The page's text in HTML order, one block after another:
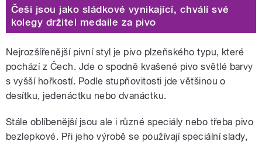
Češi jsou jako sládkové vynikající, chválí své
kolegy držitel medaile za pivo
Nejrozšířenější pivní styl je pivo plzeňského typu, které
pochází z Čech. Jde o spodně kvašené pivo světlé barvy
s vyšší hořkostí. Podle stupňovitosti jde většinou o
desítku, jedenáctku nebo dvanáctku.
Stále oblíbenější jsou ale i různé speciály nebo třeba pivo
bezlepkové. Při jeho výrobě se používají speciální slady,